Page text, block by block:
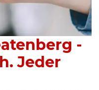
-
Jeder